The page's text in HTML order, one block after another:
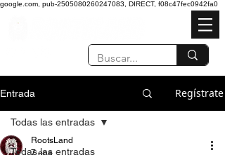
google.com, pub-2505080260247083, DIRECT, f08c47fec0942fa0
Entrada Regístrate
Todas las entradas
Todas las entradas
RootsLand
7 ene